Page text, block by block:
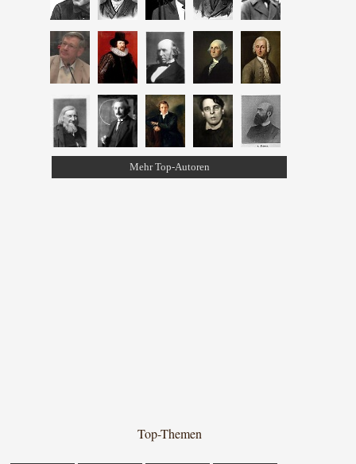
Mehr Top-Autoren
Top-Themen